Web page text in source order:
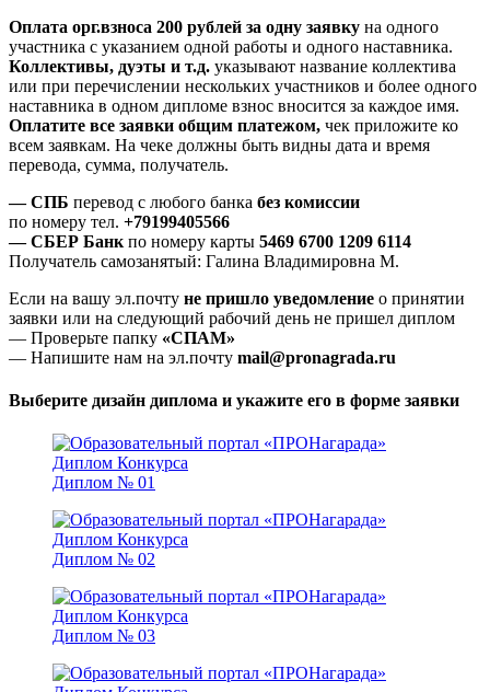
Оплата орг.взноса 200 рублей за одну заявку на одного
участника с указанием одной работы и одного наставника.
Коллективы, дуэты и т.д. указывают название коллектива
или при перечислении нескольких участников и более одного
наставника в одном дипломе взнос вносится за каждое имя.
Оплатите все заявки общим платежом, чек приложите ко
всем заявкам. На чеке должны быть видны дата и время
перевода, сумма, получатель.
— СПБ перевод с любого банка без комиссии
по номеру тел. +79199405566
— СБЕР Банк по номеру карты 5469 6700 1209 6114
Получатель самозанятый: Галина Владимировна М.
Если на вашу эл.почту не пришло уведомление о принятии
заявки или на следующий рабочий день не пришел диплом
— Проверьте папку «СПАМ»
— Напишите нам на эл.почту mail@pronagrada.ru
Выберите дизайн диплома и укажите его в форме заявки
Диплом № 01
Диплом № 02
Диплом № 03